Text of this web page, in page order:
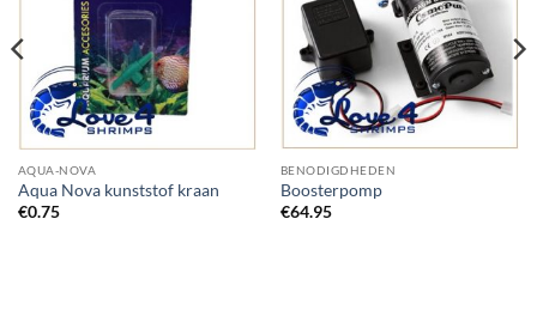
AQUA-NOVA
Aqua Nova kunststof kraan
€0.75
BENODIGDHEDEN
Boosterpomp
€64.95